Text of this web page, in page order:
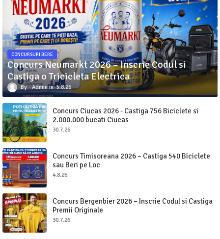
CONCURSURI BERE
Concurs Neumarkt 2026 – Inscrie Codul si
Castiga o Tricicleta Electrica
Admin 5.8.26
Concurs Ciucas 2026 - Castiga 756 Biciclete si
2.000.000 bucati Ciucas
30.7.26
Concurs Timisoreana 2026 – Castiga 540 Biciclete
sau Beri pe Loc
4.8.26
Concurs Bergenbier 2026 – Inscrie Codul si Castiga
Premii Originale
30.7.26